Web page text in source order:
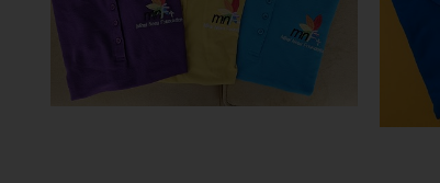
CUMPARA